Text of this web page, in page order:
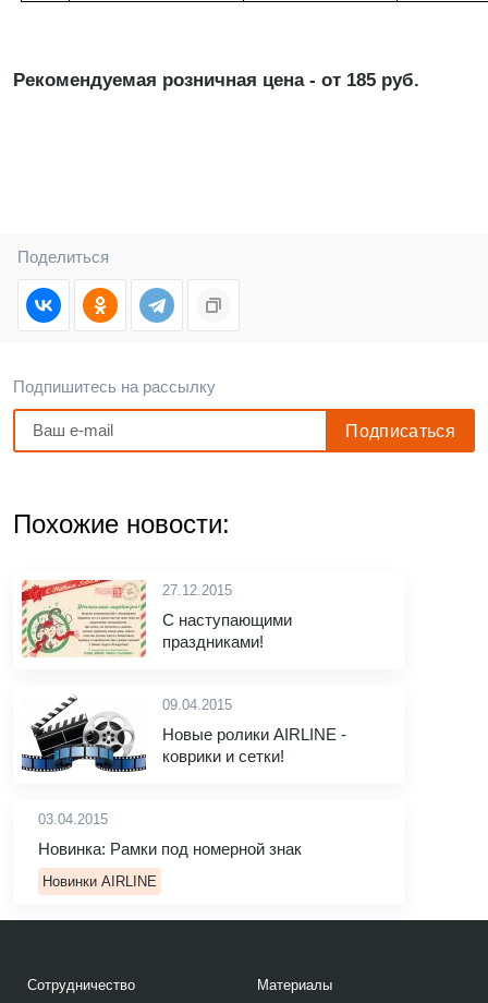
Рекомендуемая розничная цена - от 185 руб.
Поделиться
Подпишитесь на рассылку
Похожие новости:
27.12.2015
С наступающими
праздниками!
09.04.2015
Новые ролики AIRLINE -
коврики и сетки!
03.04.2015
Новинка: Рамки под номерной знак
Новинки AIRLINE
Сотрудничество Материалы